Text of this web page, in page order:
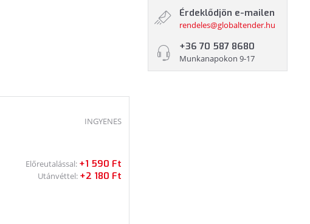
INGYENES
Előreutalással: +1 590 Ft
Utánvéttel: +2 180 Ft
Érdeklődjön e-mailen
rendeles@globaltender.hu
+36 70 587 8680
Munkanapokon 9-17